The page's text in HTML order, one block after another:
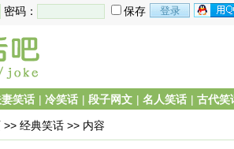
密码： 保存
妻笑话 | 冷笑话 | 段子网文 | 名人笑话 | 古代笑
>> 经典笑话 >> 内容